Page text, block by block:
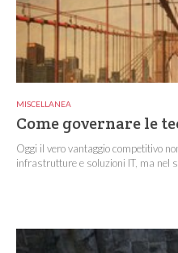
MISCELLANEA
Come governare le
Oggi il vero vantaggio competitivo
infrastrutture e soluzioni IT, ma nel